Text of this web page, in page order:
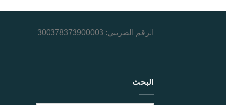
الرقم الضريبي: 300378373900003
البحث